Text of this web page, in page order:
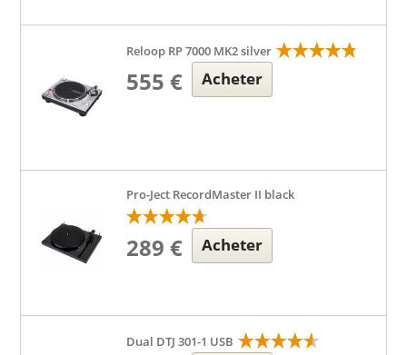
Reloop RP 7000 MK2 silver
555 € Acheter
Pro-Ject RecordMaster II black
289 € Acheter
Dual DTJ 301-1 USB